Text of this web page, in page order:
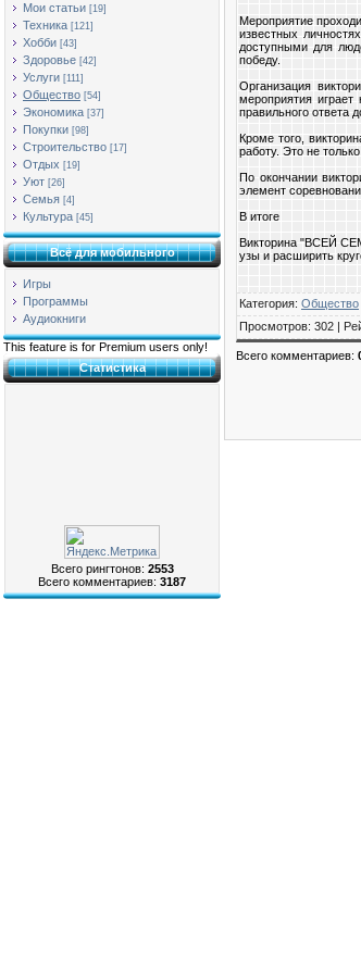
Мои статьи [19]
Техника [121]
Хобби [43]
Здоровье [42]
Услуги [111]
Общество [54]
Экономика [37]
Покупки [98]
Строительство [17]
Отдых [19]
Уют [26]
Семья [4]
Культура [45]
Всё для мобильного
Игры
Программы
Аудиокниги
This feature is for Premium users only!
Статистика
Всего рингтонов: 2553
Всего комментариев: 3187
Мероприятие
известных
доступными для
победу.
Организация
мероприятия
правильного ответа
Кроме того,
работу. Это не
По окончании
элемент
В итоге
Викторина "ВСЕЙ
узы и расширить
Категория: Общество
Просмотров: 302 |
Всего комментариев: